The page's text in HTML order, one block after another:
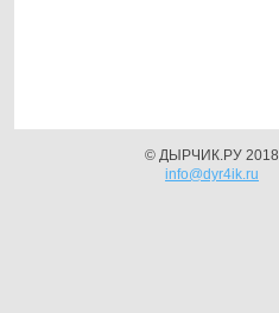
© ДЫРЧИК.РУ 2018
info@dyr4ik.ru